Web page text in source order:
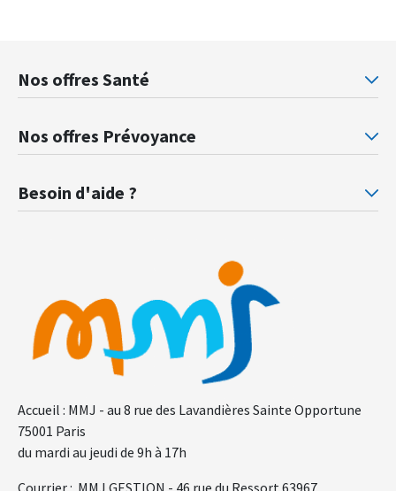
Accueil : MMJ - au 8 rue des Lavandières Sainte Opportune
75001 Paris
du mardi au jeudi de 9h à 17h
Courrier : MMJ GESTION - 46 rue du Ressort 63967
Nos offres Santé
Mutuelle santé Retraités justice
Nos offres Prévoyance
Besoin d'aide ?